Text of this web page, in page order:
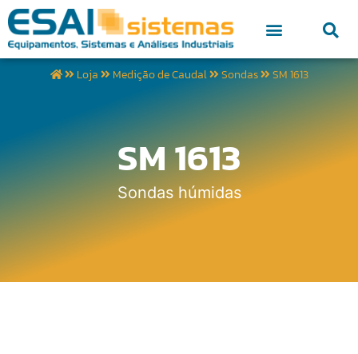
Loja Medição de Caudal Sondas SM 1613
SM 1613
Sondas húmidas